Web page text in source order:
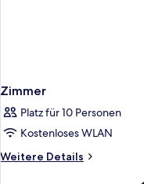
Zimmer
Platz für 10 Personen
Kostenloses WLAN
Weitere Details
Weitere